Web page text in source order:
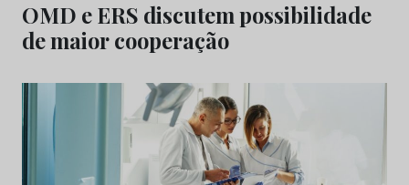
OMD e ERS discutem possibilidade
de maior cooperação